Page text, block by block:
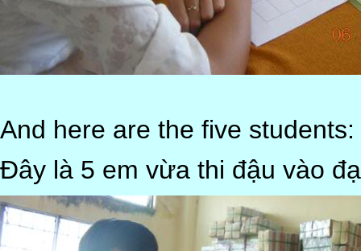
And here are the five students:
Đây là 5 em vừa thi đậu vào